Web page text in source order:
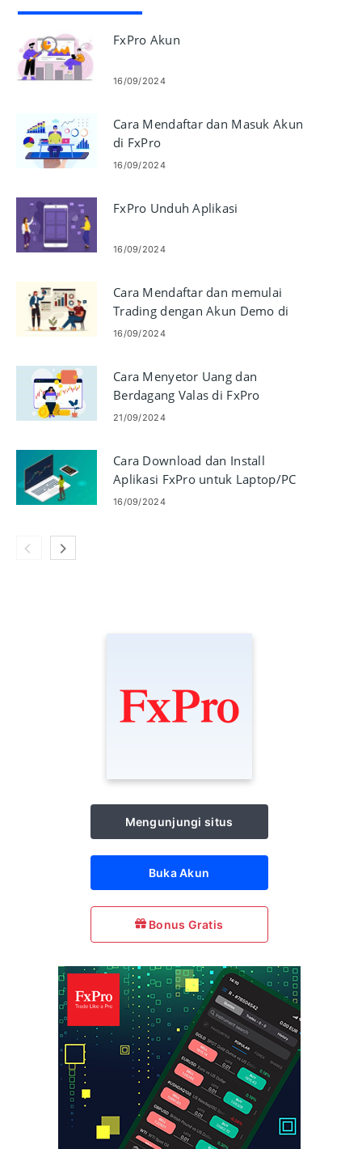
FxPro Akun
16/09/2024
Cara Mendaftar dan Masuk Akun
di FxPro
16/09/2024
FxPro Unduh Aplikasi
16/09/2024
Cara Mendaftar dan memulai
Trading dengan Akun Demo di
FxPro
16/09/2024
Cara Menyetor Uang dan
Berdagang Valas di FxPro
21/09/2024
Cara Download dan Install
Aplikasi FxPro untuk Laptop/PC
(Windows, macOS)
16/09/2024
Mengunjungi situs
Buka Akun
Bonus Gratis